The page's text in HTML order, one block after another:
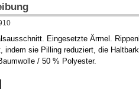
Eingesetzte Ärmel.
indem sie Pilling reduziert, die
/ 50 % Polyester.